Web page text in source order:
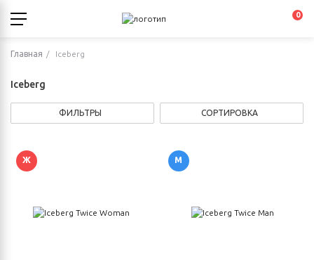
0
Главная Iceberg
Iceberg
ФИЛЬТРЫ СОРТИРОВКА
Ж М